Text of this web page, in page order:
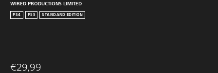
WIRED PRODUCTIONS LIMITED
PS4 PS5 STANDARD EDITION
€29,99